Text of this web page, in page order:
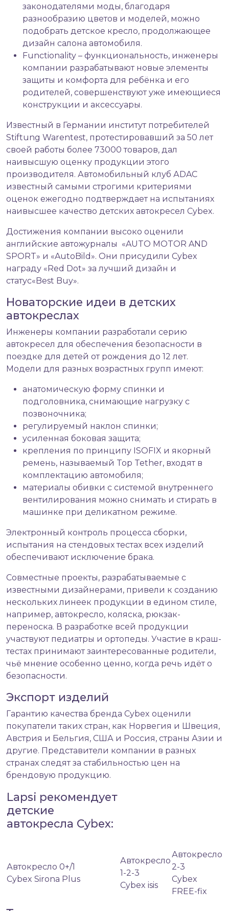
законодателями моды, благодаря
разнообразию цветов и моделей, можно
подобрать детское кресло, продолжающее
дизайн салона автомобиля.
Functionality – функциональность, инженеры
компании разрабатывают новые элементы
защиты и комфорта для ребёнка и его
родителей, совершенствуют уже имеющиеся
конструкции и аксессуары.
Известный в Германии институт потребителей
Stiftung Warentest, протестировавший за 50 лет
своей работы более 73000 товаров, дал
наивысшую оценку продукции этого
производителя. Автомобильный клуб АDAC
известный самыми строгими критериями
оценок ежегодно подтверждает на испытаниях
наивысшее качество детских автокресел Cybex.
Достижения компании высоко оценили
английские автожурналы «AUTO MOTOR AND
SPORT» и «AutoBild». Они присудили Cybex
награду «Red Dot» за лучший дизайн и
статус«Best Buy».
Новаторские идеи в детских
автокреслах
Инженеры компании разработали серию
автокресел для обеспечения безопасности в
поездке для детей от рождения до 12 лет.
Модели для разных возрастных групп имеют:
анатомическую форму спинки и
подголовника, снимающие нагрузку с
позвоночника;
регулируемый наклон спинки;
усиленная боковая защита;
крепления по принципу ISOFIX и якорный
ремень, называемый Top Tether, входят в
комплектацию автомобиля;
материалы обивки с системой внутреннего
вентилирования можно снимать и стирать в
машинке при деликатном режиме.
Электронный контроль процесса сборки,
испытания на стендовых тестах всех изделий
обеспечивают исключение брака.
Совместные проекты, разрабатываемые с
известными дизайнерами, привели к созданию
нескольких линеек продукции в едином стиле,
например, автокресло, коляска, рюкзак-
переноска. В разработке всей продукции
участвуют педиатры и ортопеды. Участие в краш-
тестах принимают заинтересованные родители,
чьё мнение особенно ценно, когда речь идёт о
безопасности.
Экспорт изделий
Гарантию качества бренда Cybex оценили
покупатели таких стран, как Норвегия и Швеция,
Австрия и Бельгия, США и Россия, страны Азии и
другие. Представители компании в разных
странах следят за стабильностью цен на
брендовую продукцию.
Lapsi рекомендует
детские
автокресла Cybex:
Автокресло 0+/1
Cybex Sirona Plus
Автокресло
1-2-3
Cybex isis
Автокресло
2-3
Cybex
FREE-fix